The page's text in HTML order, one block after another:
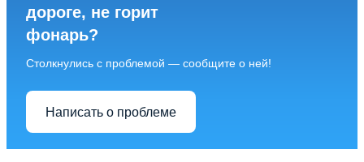
дороге, не горит
фонарь?
Столкнулись с проблемой — сообщите о ней!
Написать о проблеме